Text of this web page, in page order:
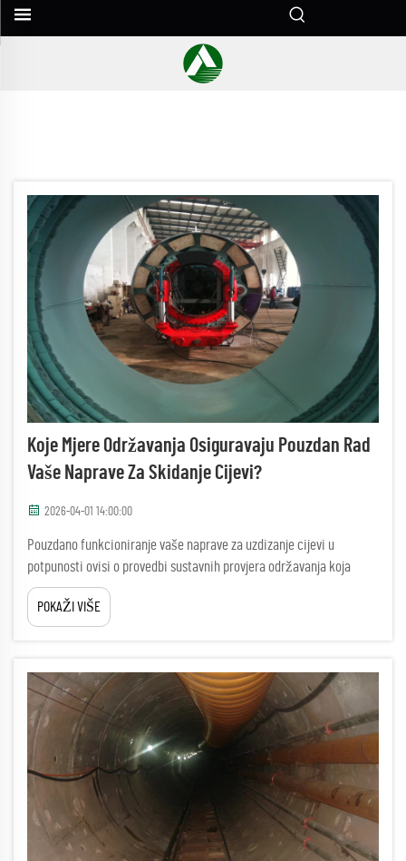
Koje Mjere Održavanja Osiguravaju Pouzdan Rad
Vaše Naprave Za Skidanje Cijevi?
2026-04-01 14:00:00
Pouzdano funkcioniranje vaše naprave za uzdizanje cijevi u
potpunosti ovisi o provedbi sustavnih provjera održavanja koja
sprečavaju skupo vrijeme zastoja i osiguravaju dosljednu operativnu
učinkovitost. Kada podzemni infrastrukturni projekti zahtijevaju
preciznost i...
POKAŽI VIŠE